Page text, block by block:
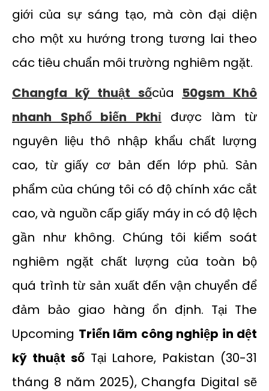
giới của sự sáng tạo, mà còn đại diện
cho một xu hướng trong tương lai theo
các tiêu chuẩn môi trường nghiêm ngặt.
Changfa kỹ thuật sốcủa 50gsm Khô
nhanh Sphổ biến Pkhỉ được làm từ
nguyên liệu thô nhập khẩu chất lượng
cao, từ giấy cơ bản đến lớp phủ. Sản
phẩm của chúng tôi có độ chính xác cắt
cao, và nguồn cấp giấy máy in có độ lệch
gần như không. Chúng tôi kiểm soát
nghiêm ngặt chất lượng của toàn bộ
quá trình từ sản xuất đến vận chuyển để
đảm bảo giao hàng ổn định. Tại The
Upcoming Triển lãm công nghiệp in dệt
kỹ thuật sốTại Lahore, Pakistan (30-31
tháng 8 năm 2025), Changfa Digital sẽ